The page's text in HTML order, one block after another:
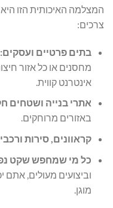
המצלמה האיכותית הזו
צרכים:
בתים פרטיים ועסקים:
מחסנים או כל אזור
אינטרנט קווית.
אתרי בנייה ושטחים
באזורים מרוחקים.
קראוונים, סירות
כל מי שמחפש שקט
וביצועים מעולים, אתם
מוגן.